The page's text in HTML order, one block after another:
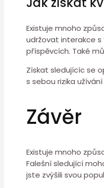
Existuje mnoho
udržovat interakce s
příspěvcích. Také
Získat sledujícíc se
s sebou rizika
Závěr
Existuje mnoho
Falešní sledující
jste zvýšili svou